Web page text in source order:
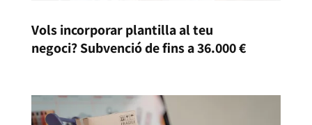
Vols incorporar plantilla al teu
negoci? Subvenció de fins a 36.000 €